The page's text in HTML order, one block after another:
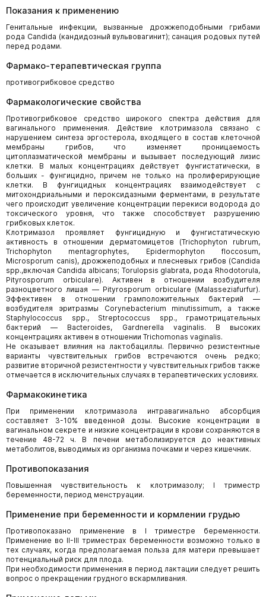
Показания к применению
Генитальные инфекции, вызванные дрожжеподобными грибами
рода Candida (кандидозный вульвовагинит); санация родовых путей
перед родами.
Фармако-терапевтическая группа
противогрибковое средство
Фармакологические свойства
Противогрибковое средство широкого спектра действия для
вагинального применения. Действие клотримазола связано с
нарушением синтеза эргостерола, входящего в состав клеточной
мембраны грибов, что изменяет проницаемость
цитоплазматической мембраны и вызывает последующий лизис
клетки. В малых концентрациях действует фунгистатически, в
больших - фунгицидно, причем не только на пролиферирующие
клетки. В фунгицидных концентрациях взаимодействует с
митохондриальными и пероксидазными ферментами, в результате
чего происходит увеличение концентрации перекиси водорода до
токсического уровня, что также способствует разрушению
грибковых клеток.
Клотримазол проявляет фунгицидную и фунгистатическую
активность в отношении дерматомицетов (Trichophyton rubrum,
Trichophyton mentagrophytes, Epidermophyton floccosum,
Microsporum canis), дрожжеподобных и плесневых грибов (Candida
spp.,включая Candida albicans; Torulopsis glabrata, рода Rhodotorula,
Pityrosporum orbiculare). Активен в отношении возбудителя
разноцветного лишая — Pityrosporum orbiculare (Malasseziafurfur).
Эффективен в отношении грамположительных бактерий —
возбудителя эритразмы Corynebacterium minutissimum, а также
Staphylococcus spp., Streptococcus spp., грамотрицательных
бактерий — Bacteroides, Gardnerella vaginalis. В высоких
концентрациях активен в отношении Trichomonas vaginalis.
Не оказывает влияния на лактобациллы. Первично резистентные
варианты чувствительных грибов встречаются очень редко;
развитие вторичной резистентности у чувствительных грибов также
отмечается в исключительных случаях в терапевтических условиях.
Фармакокинетика
При применении клотримазола интравагинально абсорбция
составляет 3-10% введенной дозы. Высокие концентрации в
вагинальном секрете и низкие концентрации в крови сохраняются в
течение 48-72 ч. В печени метаболизируется до неактивных
метаболитов, выводимых из организма почками и через кишечник.
Противопоказания
Повышенная чувствительность к клотримазолу; I триместр
беременности, период менструации.
Применение при беременности и кормлении грудью
Противопоказано применение в I триместре беременности.
Применение во II-III триместрах беременности возможно только в
тех случаях, когда предполагаемая польза для матери превышает
потенциальный риск для плода.
При необходимости применения в период лактации следует решить
вопрос о прекращении грудного вскармливания.